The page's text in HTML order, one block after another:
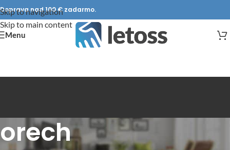
Skip to navigation
Skip to main content
Doprava nad 100 € zadarmo.
Menu
orech